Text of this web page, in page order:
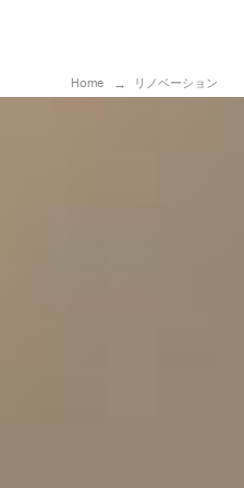
Home リノベーション